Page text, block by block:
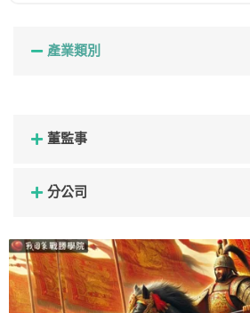
產業類別
董監事
分公司